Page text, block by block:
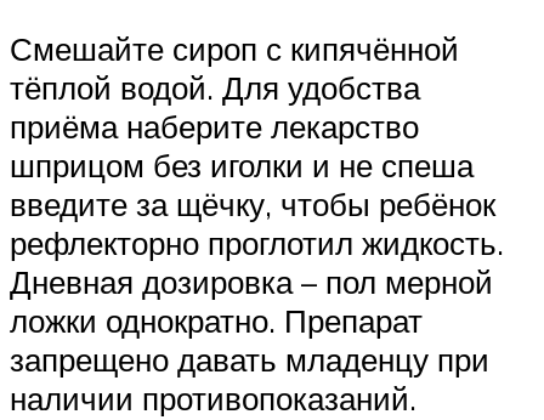
Смешайте сироп с кипячённой
тёплой водой. Для удобства
приёма наберите лекарство
шприцом без иголки и не спеша
введите за щёчку, чтобы ребёнок
рефлекторно проглотил жидкость.
Дневная дозировка – пол мерной
ложки однократно. Препарат
запрещено давать младенцу при
наличии противопоказаний.